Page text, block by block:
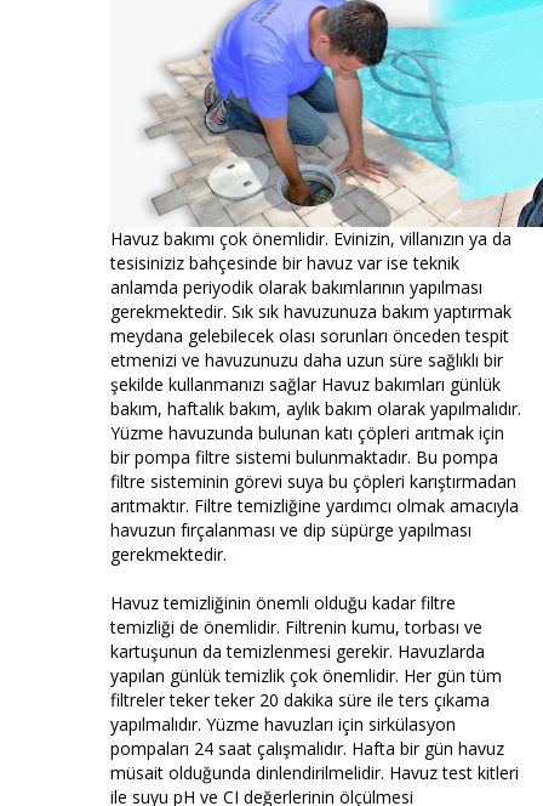
Havuz bakımı çok önemlidir. Evinizin, villanızın ya da
tesisiniziz bahçesinde bir havuz var ise teknik
anlamda periyodik olarak bakımlarının yapılması
gerekmektedir. Sık sık havuzunuza bakım yaptırmak
meydana gelebilecek olası sorunları önceden tespit
etmenizi ve havuzunuzu daha uzun süre sağlıklı bir
şekilde kullanmanızı sağlar Havuz bakımları günlük
bakım, haftalık bakım, aylık bakım olarak yapılmalıdır.
Yüzme havuzunda bulunan katı çöpleri arıtmak için
bir pompa filtre sistemi bulunmaktadır. Bu pompa
filtre sisteminin görevi suya bu çöpleri karıştırmadan
arıtmaktır. Filtre temizliğine yardımcı olmak amacıyla
havuzun fırçalanması ve dip süpürge yapılması
gerekmektedir.
Havuz temizliğinin önemli olduğu kadar filtre
temizliği de önemlidir. Filtrenin kumu, torbası ve
kartuşunun da temizlenmesi gerekir. Havuzlarda
yapılan günlük temizlik çok önemlidir. Her gün tüm
filtreler teker teker 20 dakika süre ile ters çıkama
yapılmalıdır. Yüzme havuzları için sirkülasyon
pompaları 24 saat çalışmalıdır. Hafta bir gün havuz
müsait olduğunda dinlendirilmelidir. Havuz test kitleri
ile suyu pH ve CI değerlerinin ölçülmesi